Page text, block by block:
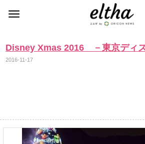
Disney Xmas 2016 －東京ディ
2016-11-17